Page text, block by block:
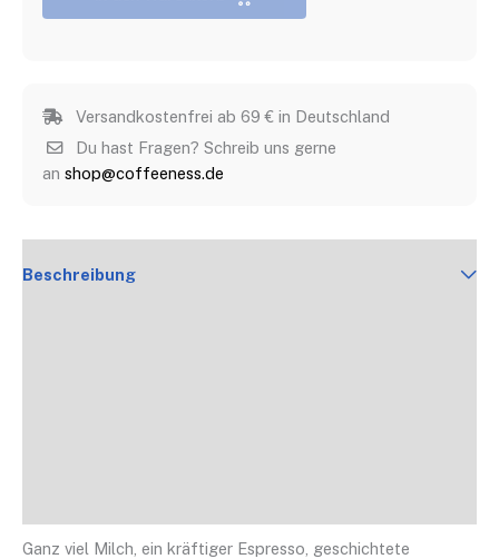
Versandkostenfrei ab 69 € in Deutschland
Du hast Fragen? Schreib uns gerne
an shop@coffeeness.de
Beschreibung
Ganz viel Milch, ein kräftiger Espresso, geschichtete